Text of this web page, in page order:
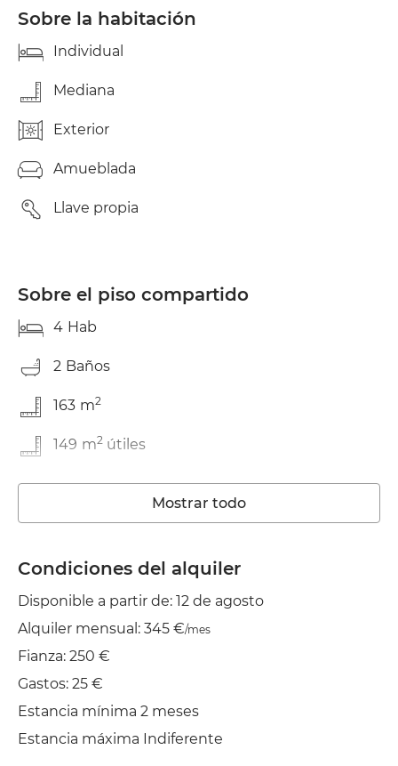
para que hagáis un reparto equitativo. Se hace
están declaradas. Dada la situación de falta de
alquileres, es un dato importante . En Bormujos
la vivienda al completo, no solo de la habitación.
Sobre la habitación
Individual
Mediana
Exterior
Amueblada
Llave propia
Sobre el piso compartido
4 Hab
2 Baños
163 m2
149 m2 útiles
En buen estado
Trastero
Lavadora
Wifi
Jardín/Terraza
Tendedero
Mostrar todo
Condiciones del alquiler
Disponible a partir de: 12 de agosto
Alquiler mensual: 345 €/mes
Fianza: 250 €
Gastos: 25 €
Estancia mínima 2 meses
Estancia máxima Indiferente